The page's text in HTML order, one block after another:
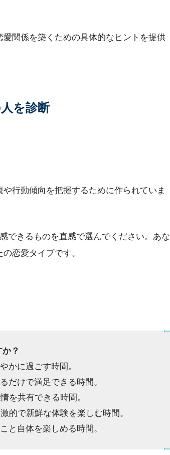
関係を築くための具体的なヒントを提供
を診断
行動傾向を把握するために作られていま
できるものを直感で選んでください。あな
恋愛タイプです。
？
かに過ごす時間。
だけで満足できる時間。
を共有できる時間。
的で新鮮な体験を楽しむ時間。
と自体を楽しめる時間。